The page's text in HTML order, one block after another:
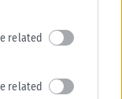
related
related